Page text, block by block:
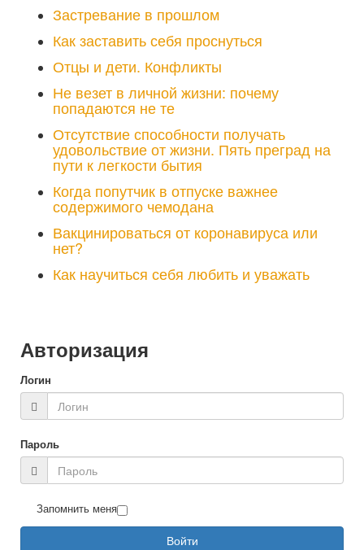
Застревание в прошлом
Как заставить себя проснуться
Отцы и дети. Конфликты
Не везет в личной жизни: почему
попадаются не те
Отсутствие способности получать
удовольствие от жизни. Пять преград на
пути к легкости бытия
Когда попутчик в отпуске важнее
содержимого чемодана
Вакцинироваться от коронавируса или
нет?
Как научиться себя любить и уважать
Авторизация
Логин
Пароль
Запомнить меня
Войти